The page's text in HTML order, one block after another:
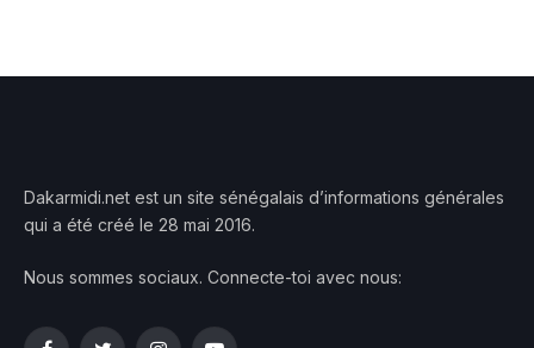
Dakarmidi.net est un site sénégalais d’informations générales
qui a été créé le 28 mai 2016.
Nous sommes sociaux. Connecte-toi avec nous: